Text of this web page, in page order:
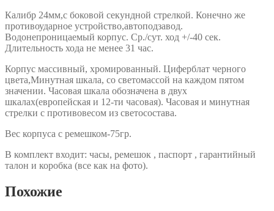
Калибр 24мм,с боковой секундной стрелкой. Конечно же
противоударное устройство,автоподзавод.
Водонепроницаемый корпус. Ср./сут. ход +/-40 сек.
Длительность хода не менее 31 час.
Корпус массивный, хромированный. Циферблат черного
цвета,Минутная шкала, со светомассой на каждом пятом
значении. Часовая шкала обозначена в двух
шкалах(европейская и 12-ти часовая). Часовая и минутная
стрелки с противовесом из светосостава.
Вес корпуса с ремешком-75гр.
В комплект входит: часы, ремешок , паспорт , гарантийный
талон и коробка (все как на фото).
Похожие